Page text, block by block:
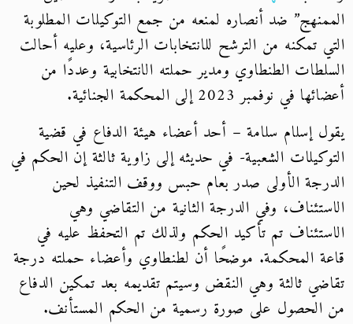
الممنهج” ضد أنصاره لمنعه من جمع التوكيلات المطلوبة
التي تمكنه من الترشح للانتخابات الرئاسية، وعليه أحالت
السلطات الطنطاوي ومدير حملته الانتخابية وعددًا من
أعضائها في نوفمبر 2023 إلى المحكمة الجنائية.
يقول إسلام سلامة – أحد أعضاء هيئة الدفاع في قضية
التوكيلات الشعبية- في حديثه إلى زاوية ثالثة إن الحكم في
الدرجة الأولى صدر بعام حبس ووقف التنفيذ لحين
الاستئناف، وفي الدرجة الثانية من التقاضي وهي
الاستئناف تم تأكيد الحكم ولذلك تم التحفظ عليه في
قاعة المحكمة. موضحًا أن لطنطاوي وأعضاء حملته درجة
تقاضي ثالثة وهي النقض وسيتم تقديمه بعد تمكين الدفاع
من الحصول على صورة رسمية من الحكم المستأنف.